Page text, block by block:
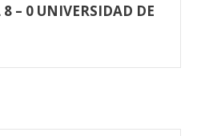
– 0 UNIVERSIDAD DE